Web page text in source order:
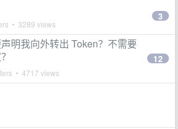
• 3289 views
3
明我向外转出 Token？不需要
• 4717 views
12